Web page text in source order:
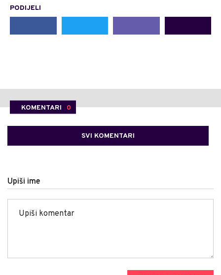
PODIJELI
KOMENTARI 0
SVI KOMENTARI
Upiši ime